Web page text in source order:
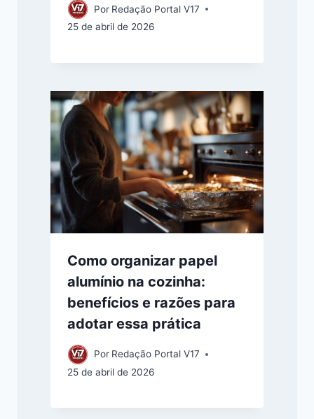
Por Redação Portal V17
25 de abril de 2026
Como organizar papel
alumínio na cozinha:
benefícios e razões para
adotar essa prática
Por Redação Portal V17
25 de abril de 2026